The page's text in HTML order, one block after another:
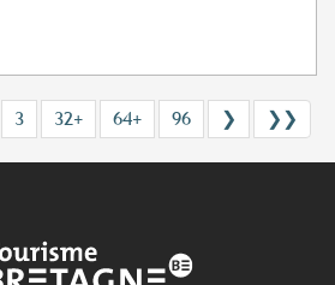
3 32+ 64+ 96 ❯ ❯❯